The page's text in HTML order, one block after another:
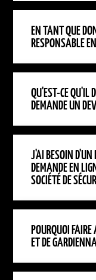
EN TANT QUE
RESPONSABLE
QU'EST-CE QU'IL
DEMANDE UN
J'AI BESOIN D'UN
DEMANDE EN
SOCIÉTÉ DE
POURQUOI
ET DE